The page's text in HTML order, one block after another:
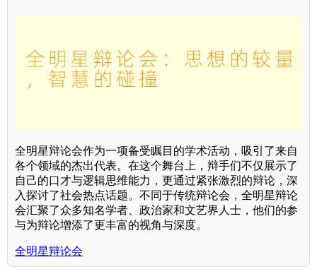
全明星辩论会作为一项备受瞩目的学术活动，吸引了来自
各个领域的杰出代表。在这个舞台上，辩手们不仅展示了
自己的口才与逻辑思维能力，更通过紧张激烈的辩论，深
入探讨了社会热点话题。不同于传统辩论会，全明星辩论
会汇聚了众多知名学者、政治家和文艺界人士，他们的参
与为辩论增添了更丰富的视角与深度。
全明星辩论会